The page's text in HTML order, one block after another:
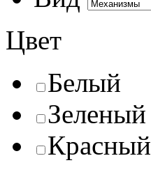
Цвет
Белый
Зеленый
Красный